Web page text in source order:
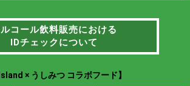
コール飲料販売における
IDチェックについて
× うしみつ コラボフード】